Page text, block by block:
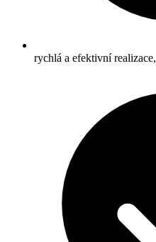
rychlá a efektivní realizace,